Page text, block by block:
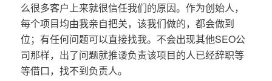
么很多客户上来就很信任我们的原因。作为创始人，
每个项目均由我亲自把关，该我们做的，都会做到
位；有任何问题可以直接找我。不会出现其他SEO公
司那样，出了问题就推诿负责该项目的人已经辞职等
等借口，找不到负责人。